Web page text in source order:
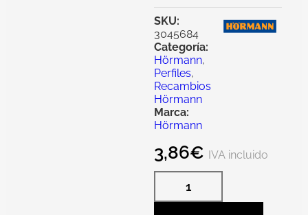
SKU:
3045684
Categoría:
Hörmann,
Perfiles,
Recambios
Hörmann
Marca:
Hörmann
3,86€ IVA incluido